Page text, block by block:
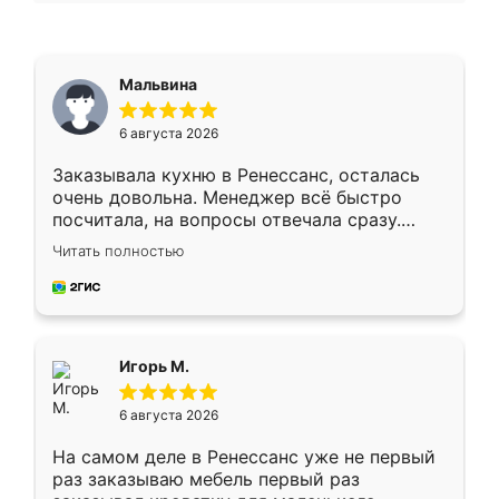
Мальвина
6 августа 2026
Заказывала кухню в Ренессанс, осталась
очень довольна. Менеджер всё быстро
посчитала, на вопросы отвечала сразу.
Замерщик приехал в субботу, подошёл к
делу со всей ответственностью. Собрали
за день, ребята работали аккуратно, даже
Читать полностью
Игорь М.
6 августа 2026
На самом деле в Ренессанс уже не первый
раз заказываю мебель первый раз